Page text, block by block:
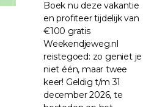
Boek nu deze vakantie
en profiteer tijdelijk van
€100 gratis
Weekendjeweg.nl
reistegoed: zo geniet je
niet één, maar twee
keer! Geldig t/m 31
december 2026, te